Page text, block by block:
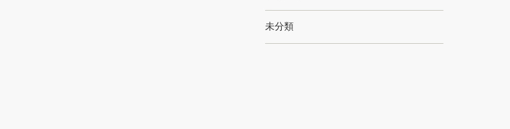
未分類